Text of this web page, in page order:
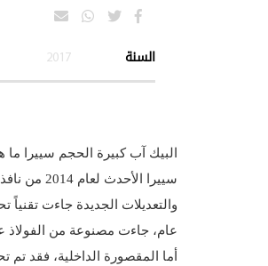
السنة 2017
والتعديلات الجديدة جاءت تقنياً
عام، جاءت مصنوعة من الفولاذ
أما المقصورة الداخلية، فقد